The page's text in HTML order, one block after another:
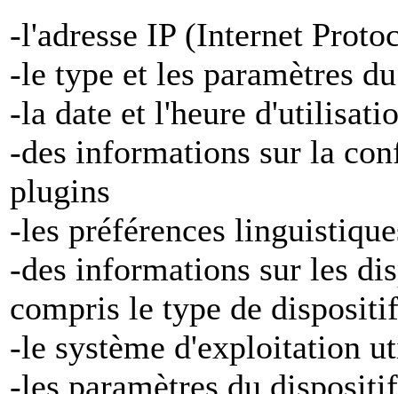
-l'adresse IP (Internet
-le type et les paramètres
-la date et l'heure
-des informations sur la
plugins
-les préférences
-des informations sur les
compris le type de dispositif
-le système d'exploitation
-les paramètres du dispositif